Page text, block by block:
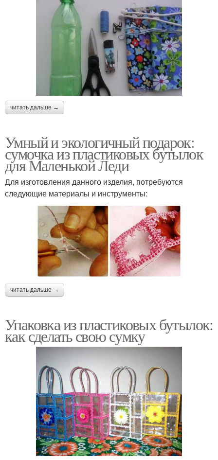
читать дальше →
Умный и экологичный подарок:
сумочка из пластиковых бутылок
для Маленькой Леди
Для изготовления данного изделия, потребуются
следующие материалы и инструменты:
читать дальше →
Упаковка из пластиковых бутылок:
как сделать свою сумку